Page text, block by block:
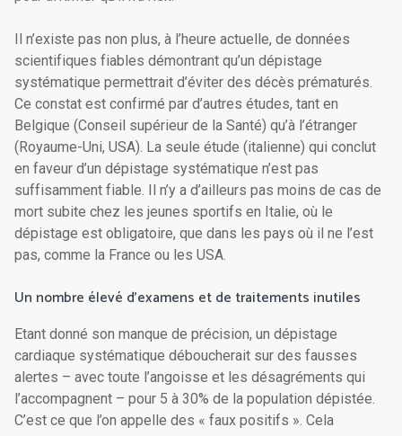
Il n’existe pas non plus, à l’heure actuelle, de données
scientifiques fiables démontrant qu’un dépistage
systématique permettrait d’éviter des décès prématurés.
Ce constat est confirmé par d’autres études, tant en
Belgique (Conseil supérieur de la Santé) qu’à l’étranger
(Royaume-Uni, USA). La seule étude (italienne) qui conclut
en faveur d’un dépistage systématique n’est pas
suffisamment fiable. Il n’y a d’ailleurs pas moins de cas de
mort subite chez les jeunes sportifs en Italie, où le
dépistage est obligatoire, que dans les pays où il ne l’est
pas, comme la France ou les USA.
Un nombre élevé d’examens et de traitements inutiles
Etant donné son manque de précision, un dépistage
cardiaque systématique déboucherait sur des fausses
alertes – avec toute l’angoisse et les désagréments qui
l’accompagnent – pour 5 à 30% de la population dépistée.
C’est ce que l’on appelle des « faux positifs ». Cela